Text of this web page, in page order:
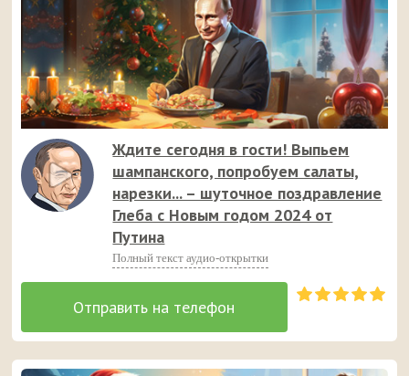
Ждите сегодня в гости! Выпьем
шампанского, попробуем салаты,
нарезки... – шуточное поздравление
Глеба с Новым годом 2024 от
Путина
Полный текст аудио-открытки